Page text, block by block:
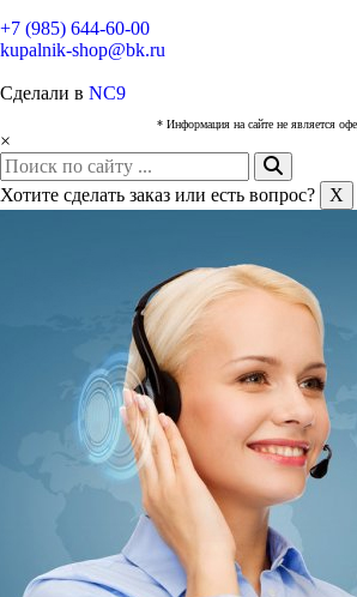
+7 (985) 644-60-00
kupalnik-shop@bk.ru
Сделали в NC9
* Информация на сайте не является
×
Хотите сделать заказ или есть вопрос? X